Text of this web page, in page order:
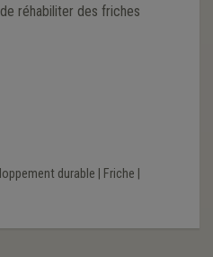
réhabiliter des friches
durable Friche